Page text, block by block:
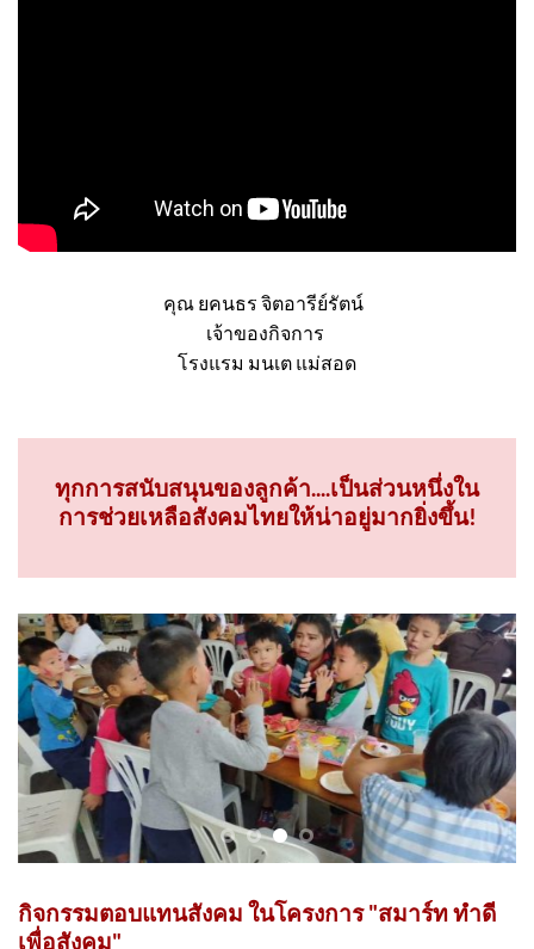
คุณ ยคนธร จิตอารีย์รัตน์
ทุกการสนับสนุนของลูกค้า....เป็นส่วนหนึ่งใน